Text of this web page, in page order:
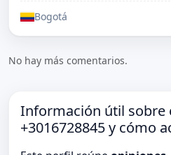
Bogotá
No hay más comentarios.
Información útil sobre
+3016728845 y cómo